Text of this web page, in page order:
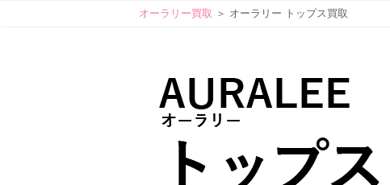
オーラリー買取 ＞ オーラリー トップス買取